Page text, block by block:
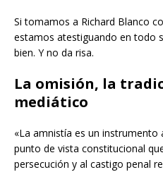
Si tomamos a Richard Blanco
estamos atestiguando en todo
bien. Y no da risa.
La omisión, la
mediático
«La amnistía es un
punto de vista constitucional
persecución y al castigo penal